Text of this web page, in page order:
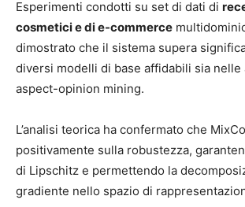
Esperimenti condotti su set di dati di
cosmetici e di e-commerce
dimostrato che il sistema supera
diversi modelli di base affidabili sia nelle
aspect-opinion mining.
L’analisi teorica ha confermato che
positivamente sulla robustezza,
di Lipschitz e permettendo la
gradiente nello spazio di